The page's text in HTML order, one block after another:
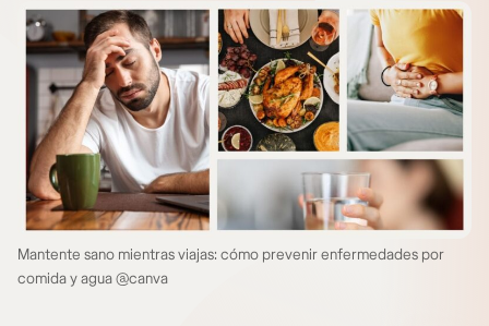
Mantente sano mientras viajas: cómo prevenir enfermedades por
comida y agua @canva